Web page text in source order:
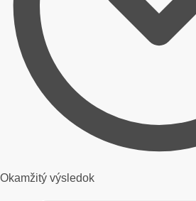
Okamžitý výsledok